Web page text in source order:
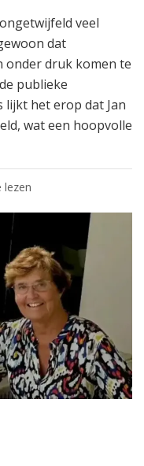
veel
dat
onder druk komen te
publieke
lijkt het erop dat Jan
wat een hoopvolle
lezen